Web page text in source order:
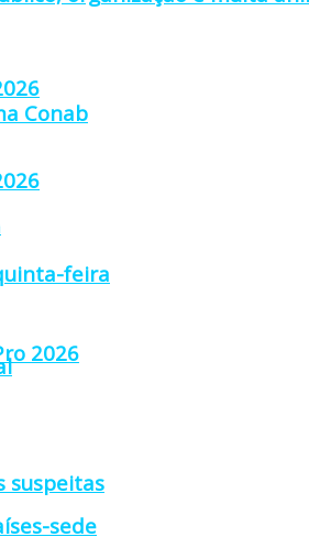
Conab
2026
sede
feira
suspeitas